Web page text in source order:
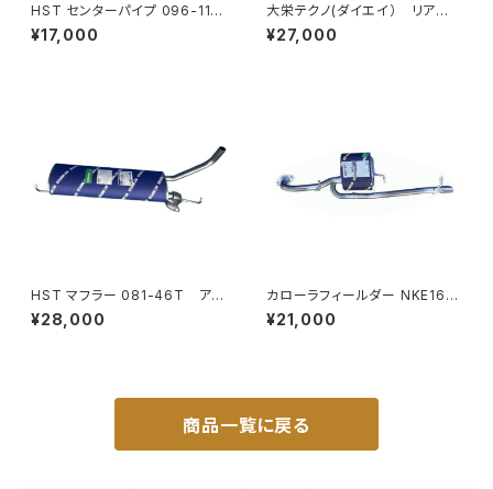
HST センターパイプ 096-118
CP ジムニー JB64W スズキ パ
イプステンレス 車検対応 純正
¥17,000
大栄テクノ(ダイエイ） リア
マフラー MHD-7032SUS バモ
ス HM1/2 個人宅NG
¥27,000
HST マフラー 081-46T アク
ティバン HH6 ホンダ 本体オー
ルステンレス 車検対応 純正同
¥28,000
カローラフィールダー NKE165
G (2WD) オールステンレス マ
フラー 車検対応 純正同等品 H
¥21,000
商品一覧に戻る